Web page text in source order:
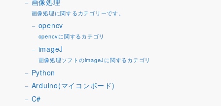
画像処理に関するカテゴリーです。
opencv
opencvに関するカテゴリ
imageJ
画像処理ソフトのimageJに関するカテゴリ
Python
Arduino(マイコンボード)
C#